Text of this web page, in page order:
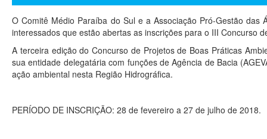
O Comitê Médio Paraíba do Sul e a Associação Pró-Gestão
interessados que estão abertas as inscrições para o III Concurso
A terceira edição do Concurso de Projetos de Boas Práticas
sua entidade delegatária com funções de Agência de Bacia
ação ambiental nesta Região Hidrográfica.
PERÍODO DE INSCRIÇÃO: 28 de fevereiro a 27 de julho de 2018.